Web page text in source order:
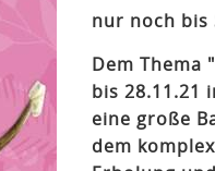
nur noch bis
Dem Thema
bis 28.11.21
eine große
dem